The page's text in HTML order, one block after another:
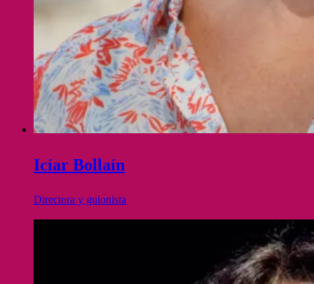
Icíar Bollaín
Directora y guionista